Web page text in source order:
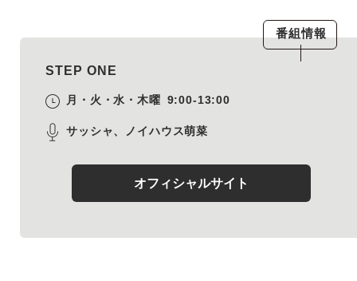
番組情報
STEP ONE
月・火・水・木曜 9:00-13:00
サッシャ、ノイハウス萌菜
オフィシャルサイト